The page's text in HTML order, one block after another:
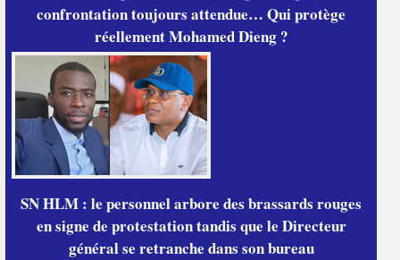
confrontation toujours attendue… Qui protège
réellement Mohamed Dieng ?
SN HLM : le personnel arbore des brassards rouges
en signe de protestation tandis que le Directeur
général se retranche dans son bureau